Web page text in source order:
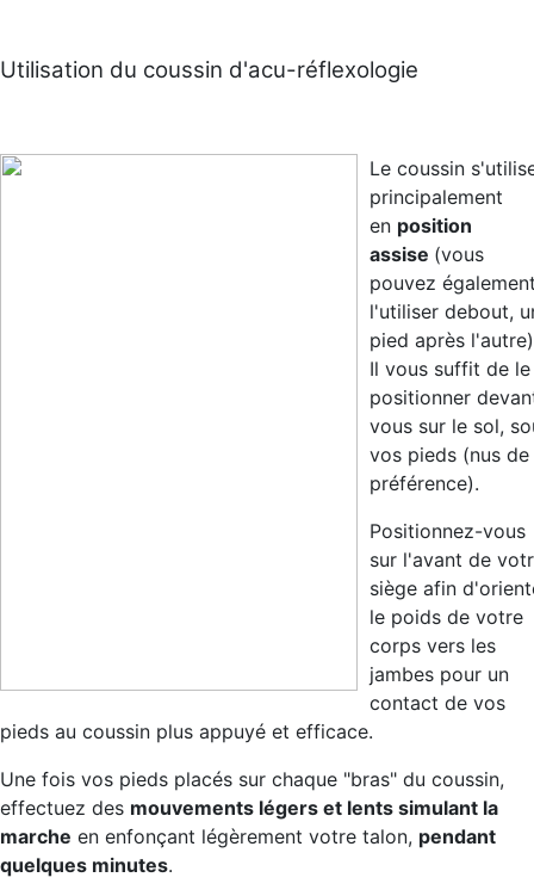
Utilisation du coussin d'acu-réflexologie
Le coussin
principalement
en position
assise (vous
pouvez
l'utiliser debout,
pied après
Il vous suffit de le
positionner
vous sur le sol,
vos pieds (nus de
préférence).
Positionnez-vous
sur l'avant de
siège afin
le poids de votre
corps vers les
jambes pour un
contact de vos
pieds au coussin plus appuyé et efficace.
Une fois vos pieds placés sur chaque "bras" du coussin,
effectuez des mouvements légers et lents simulant la
marche en enfonçant légèrement votre talon, pendant
quelques minutes.